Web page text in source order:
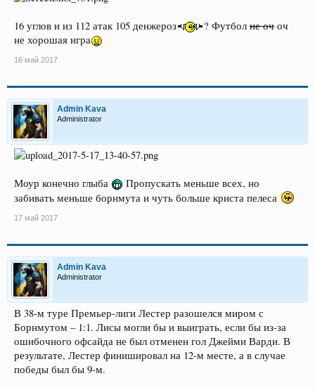
16 углов и из 112 атак 105 денжероз ? Футбол не оч оч
не хорошая игра
16 май 2017
Admin Kava
Administrator
Моур конечно глыба
Пропускать меньше всех, но
забивать меньше борнмута и чуть больше криста пелеса
17 май 2017
Admin Kava
Administrator
В 38-м туре Премьер-лиги Лестер разошелся миром с
Борнмутом – 1:1. Лисы могли бы и выиграть, если бы из-за
ошибочного офсайда не был отменен гол Джейми Варди. В
результате, Лестер финишировал на 12-м месте, а в случае
победы был бы 9-м.